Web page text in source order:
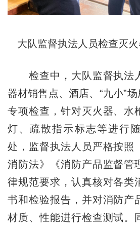
大队监督执法人员检查灭
检查中，大队监督执法
器材销售点、酒店、“九小”
专项检查，针对灭火器、水
灯、疏散指示标志等进行
处，监督执法人员严格按照
消防法》《消防产品监督管
律规范要求，认真核对各类
书和检验报告，并对消防产
材质、性能进行检查测试。